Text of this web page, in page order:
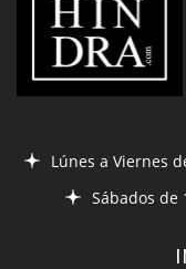
Lúnes a Viernes
Sábados de